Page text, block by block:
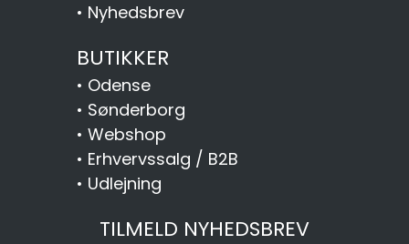
• Nyhedsbrev
BUTIKKER
• Odense
• Sønderborg
• Webshop
• Erhvervssalg / B2B
• Udlejning
TILMELD NYHEDSBREV